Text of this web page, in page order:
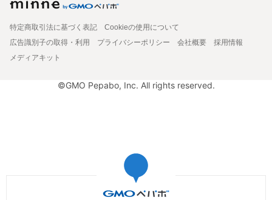
特定商取引法に基づく表記
Cookieの使用について
広告識別子の取得・利用
プライバシーポリシー 会社概要
採用情報
メディアキット
©GMO Pepabo, Inc. All rights reserved.